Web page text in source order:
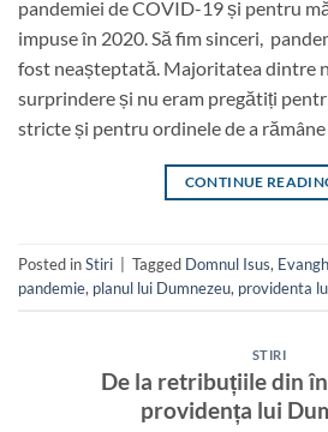
pandemiei de COVID-19 și pentru
impuse în 2020. Să fim sinceri,
fost neașteptată. Majoritatea dintre
surprindere și nu eram pregătiți
stricte și pentru ordinele de a
CONTINUE
Posted inStiri Tagged Domnul Isus,
pandemie, planul lui Dumnezeu, providenta
STIRI
De la retribuțiile din
providența lui